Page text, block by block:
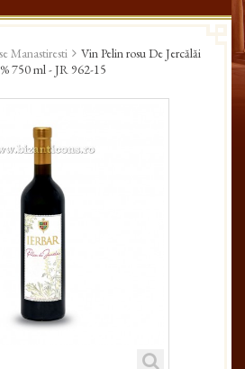
Manastiresti
Vin Pelin rosu De Jercălăi
750 ml - JR 962-15